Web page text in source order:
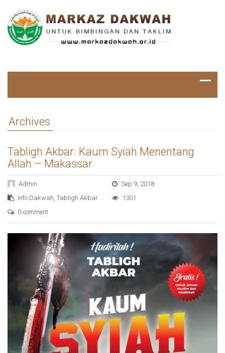
Archives
Tabligh Akbar: Kaum Syiah Menentang
Allah – Makassar
Admin
Sep 9, 2018
Info Dakwah, Tabligh Akbar
1301
0 comment